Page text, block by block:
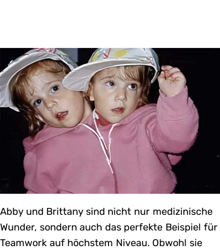
Abby und Brittany sind nicht nur medizinische
Wunder, sondern auch das perfekte Beispiel für
Teamwork auf höchstem Niveau. Obwohl sie